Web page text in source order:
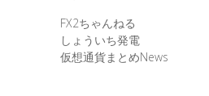
FX2ちゃんねる
しょういち発電
仮想通貨まとめNews